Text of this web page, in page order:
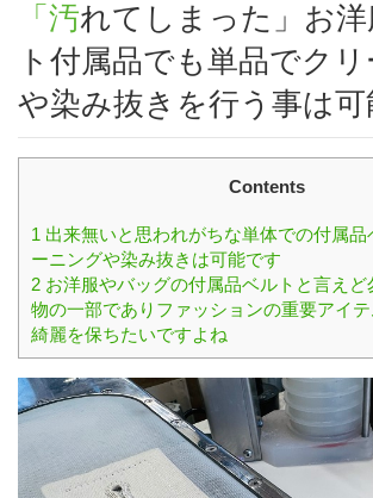
「汚れてしまった」お洋服のベル
ト付属品でも単品でク
や染み抜きを行う事は可
Contents
1 出来無いと思われがちな単体での付属品
ーニングや染み抜きは可能です
2 お洋服やバッグの付属品ベルトと言えど
物の一部でありファッションの重要アイ
綺麗を保ちたいですよね